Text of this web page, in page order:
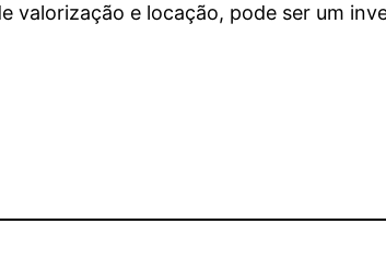
valorização e locação, pode ser um